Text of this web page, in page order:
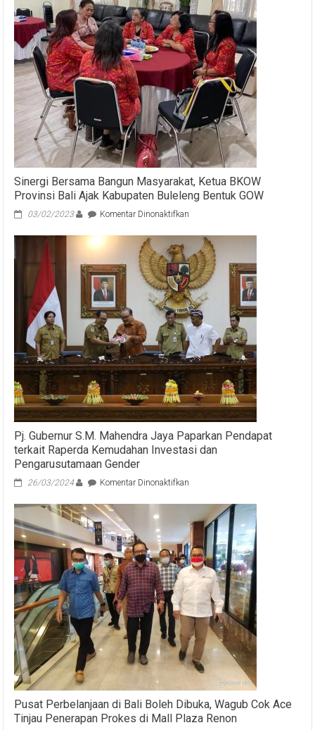
Sinergi Bersama Bangun Masyarakat, Ketua BKOW
Provinsi Bali Ajak Kabupaten Buleleng Bentuk GOW
03/02/2023 Komentar Dinonaktifkan
Bersama
Bangun
Masyarakat,
Ketua
BKOW
Provinsi
Bali
Ajak
Kabupaten
Buleleng
Bentuk
Pj. Gubernur S.M. Mahendra Jaya Paparkan Pendapat
terkait Raperda Kemudahan Investasi dan
Pengarusutamaan Gender
26/03/2024 Komentar Dinonaktifkan
S.M.
Mahendra
Jaya
Paparkan
Pendapat
terkait
Raperda
Kemudahan
Investasi
dan
Pengarusutamaan
Gender
Pusat Perbelanjaan di Bali Boleh Dibuka, Wagub Cok Ace
Tinjau Penerapan Prokes di Mall Plaza Renon